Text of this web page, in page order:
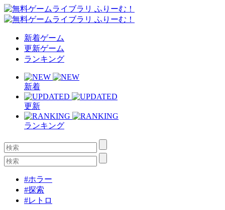
新着ゲーム
更新ゲーム
ランキング
新着
更新
ランキング
#ホラー
#探索
#レトロ